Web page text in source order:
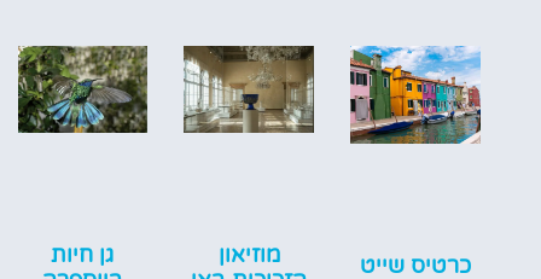
כרטיס שייט
מוזיאון
גן חיות